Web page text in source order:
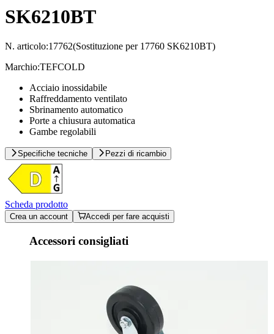
SK6210BT
N. articolo:17762(Sostituzione per 17760 SK6210BT)
Marchio:TEFCOLD
Acciaio inossidabile
Raffreddamento ventilato
Sbrinamento automatico
Porte a chiusura automatica
Gambe regolabili
Specifiche tecniche Pezzi di ricambio
Scheda prodotto
Crea un account Accedi per fare acquisti
Accessori consigliati